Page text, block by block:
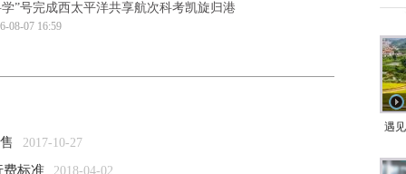
学”号完成西太平洋共享航次科考凯旋归港
08-07 16:59
2017-10-27
费标准 2018-04-02
遇